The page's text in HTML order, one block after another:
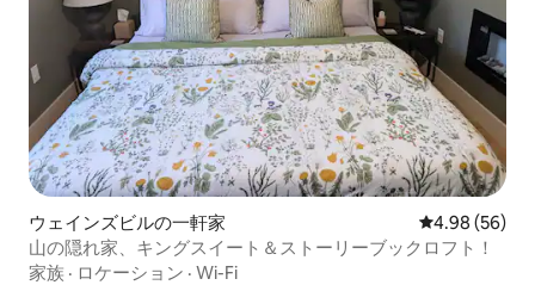
ウェインズビルの一軒家 レビュー56
4.98 (56)
山の隠れ家、キングスイート＆ストーリーブックロフト！
家族 · ロケーション · Wi-Fi